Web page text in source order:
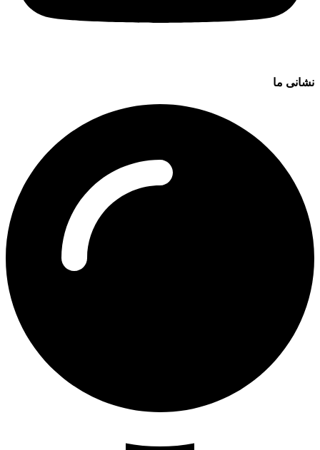
نشانی ما